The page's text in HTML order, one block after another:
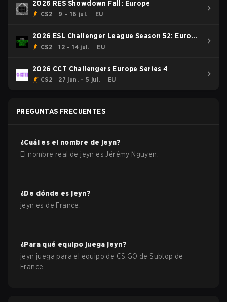
2026 RES Showdown Fall: Europe
CS2 9 – 16 jul. EU
2026 ESL Challenger League Season 52: Europe
- Cup #1
CS2 12 – 14 jul. EU
2026 CCT Challengers Europe Series 4
CS2 27 jun. – 5 jul. EU
PREGUNTAS FRECUENTES
¿Cuál es el nombre de jeyn?
El nombre real de jeyn esJérémy Nguyen
¿De dónde es jeyn?
jeyn es de France
¿Para qué equipo juega jeyn?
jeyn juega para el equipo de CS:GO deSubtop de
France